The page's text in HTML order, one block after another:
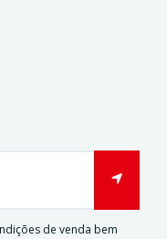
de venda bem